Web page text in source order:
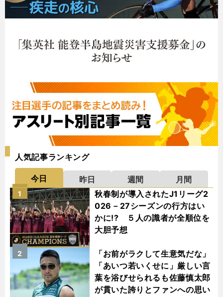
人気記事ランキング
今日 昨日 週間
月間
秋春制が導入されたJ1リーグ2
026－27シーズンの行方はい
かに!? ５人の識者が全順位を
大胆予想
1
「お前がラクして生意気だな」
「あいつ若いくせに」厳しい言
葉を浴びせられるも佐藤慎太郎
が貫いた誇りとファンへの思い
2